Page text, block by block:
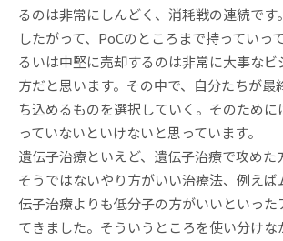
るのは非常にしんどく、消耗戦の連続です。
したがって、PoCのところまで持っていっ
るいは中堅に売却するのは非常に大事な
方だと思います。その中で、自分たちが最
ち込めるものを選択していく。そのため
っていないといけないと思っています。
遺伝子治療といえど、遺伝子治療で攻めた
そうではないやり方がいい治療法、例え
伝子治療よりも低分子の方がいいといった
てきました。そういうところを使い分けな